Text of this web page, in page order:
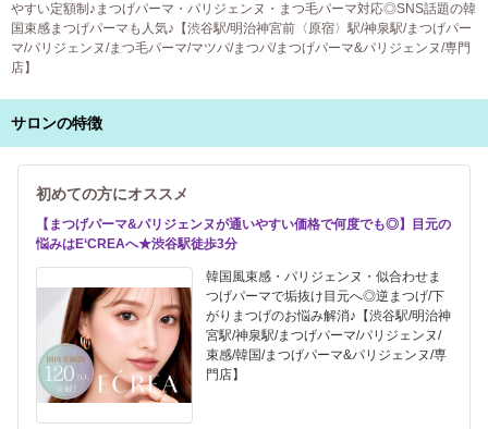
やすい定額制♪まつげパーマ・パリジェンヌ・まつ毛パーマ対応◎SNS話題の韓
国束感まつげパーマも人気♪【渋谷駅/明治神宮前〈原宿〉駅/神泉駅/まつげパー
マ/パリジェンヌ/まつ毛パーマ/マツパ/まつパ/まつげパーマ&パリジェンヌ/専門
店】
サロンの特徴
初めての方にオススメ
【まつげパーマ&パリジェンヌが通いやすい価格で何度でも◎】目元の
悩みはE‘CREAへ★渋谷駅徒歩3分
韓国風束感・パリジェンヌ・似合わせま
つげパーマで垢抜け目元へ◎逆まつげ/下
がりまつげのお悩み解消♪【渋谷駅/明治神
宮駅/神泉駅/まつげパーマ/パリジェンヌ/
束感/韓国/まつげパーマ&パリジェンヌ/専
門店】